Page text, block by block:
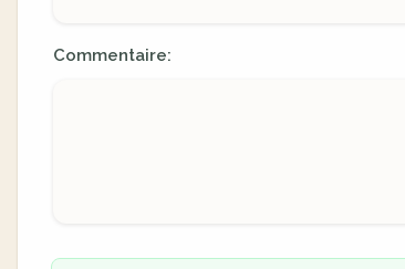
Commentaire: